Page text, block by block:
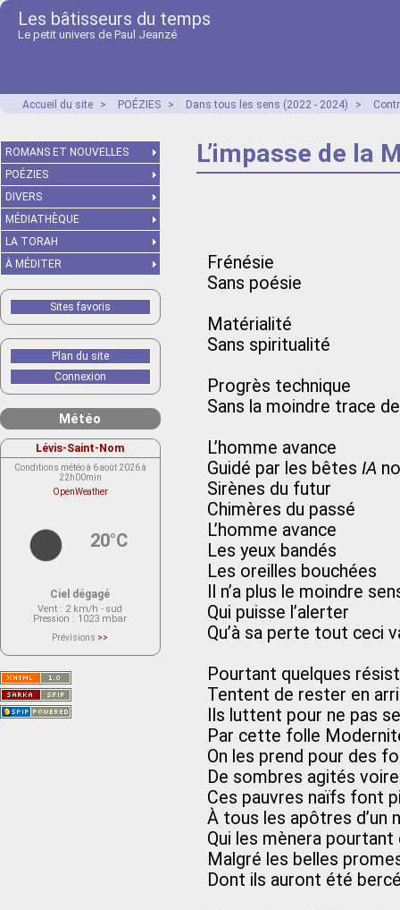
Les bâtisseurs du temps
Le petit univers de Paul Jeanzé
Accueil du site > POÉZIES > Dans tous les sens (2022 - 2024) >
L’impasse de la
Frénésie
Sans poésie
Matérialité
Sans spiritualité
Progrès technique
Sans la moindre trace
L’homme avance
Guidé par les bêtes IA
Sirènes du futur
Chimères du passé
L’homme avance
Les yeux bandés
Les oreilles bouchées
Il n’a plus le moindre
Qui puisse l’alerter
Qu’à sa perte tout ceci
Pourtant quelques
Tentent de rester en
Ils luttent pour ne pas
Par cette folle
On les prend pour des
De sombres agités
Ces pauvres naïfs font
À tous les apôtres d’un
Qui les mènera
Malgré les belles
Dont ils auront été
ROMANS ET NOUVELLES
POÉZIES
DIVERS
MÉDIATHÈQUE
LA TORAH
À MÉDITER
Sites favoris
Plan du site
Connexion
Météo
Lévis-Saint-Nom
Conditions météo à 6 août 2026 à
22h00min
OpenWeather
20°C
Ciel dégagé
Vent : 2 km/h - sud
Pression : 1023 mbar
Prévisions >>
actuellement aucune prévision
Saint-Nom.
Veuillez consulter le message du
service ci-dessous.
(401 - Invalid API key. Please see
https://openweathermap.org/faq#error401